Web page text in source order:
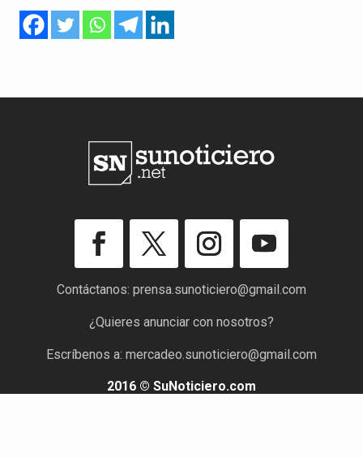
Contáctanos: prensa.sunoticiero@gmail.com
¿Quieres anunciar con nosotros?
Escríbenos a: mercadeo.sunoticiero@gmail.com
2016 © SuNoticiero.com